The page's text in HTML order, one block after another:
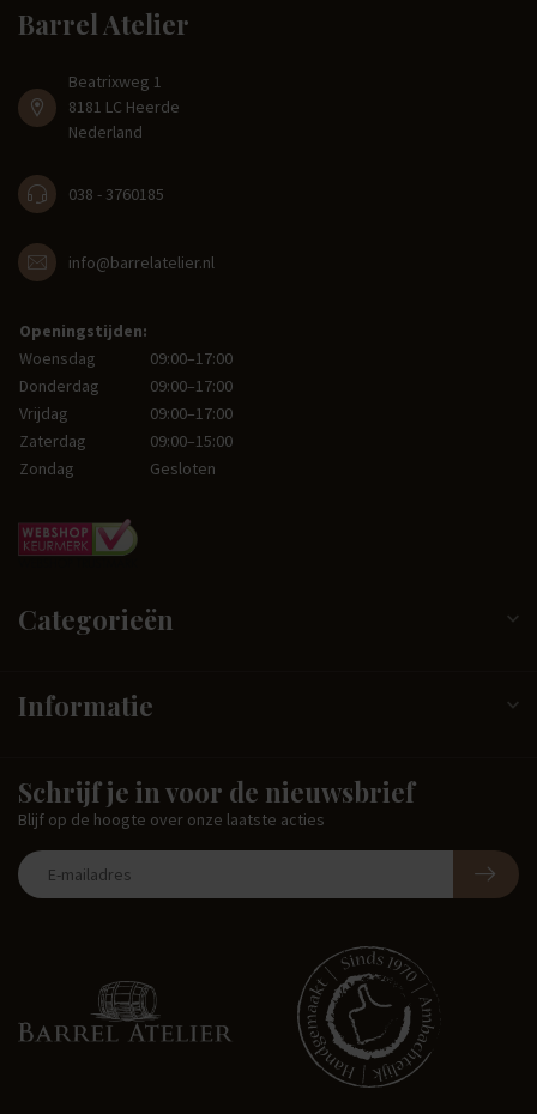
Barrel Atelier
Beatrixweg 1
8181 LC Heerde
Nederland
038 - 3760185
info@barrelatelier.nl
Openingstijden:
Woensdag
09:00–17:00
Donderdag
09:00–17:00
Vrijdag
09:00–17:00
Zaterdag
09:00–15:00
Zondag
Gesloten
Categorieën
Informatie
Schrijf je in voor de nieuwsbrief
Blijf op de hoogte over onze laatste acties